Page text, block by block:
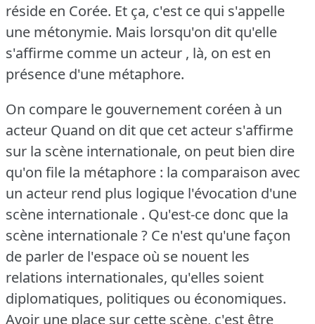
réside en Corée. Et ça, c'est ce qui s'appelle
une métonymie. Mais lorsqu'on dit qu'elle
s'affirme comme un acteur , là, on est en
présence d'une métaphore.
On compare le gouvernement coréen à un
acteur Quand on dit que cet acteur s'affirme
sur la scène internationale, on peut bien dire
qu'on file la métaphore : la comparaison avec
un acteur rend plus logique l'évocation d'une
scène internationale . Qu'est-ce donc que la
scène internationale ? Ce n'est qu'une façon
de parler de l'espace où se nouent les
relations internationales, qu'elles soient
diplomatiques, politiques ou économiques.
Avoir une place sur cette scène, c'est être